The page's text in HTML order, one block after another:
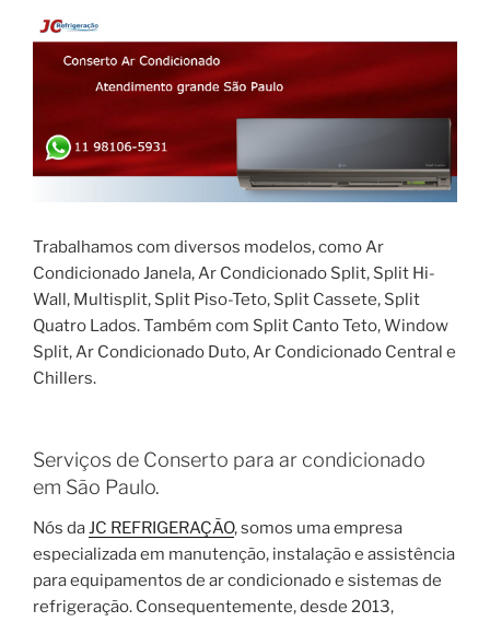
Trabalhamos com diversos modelos, como Ar
Condicionado Janela, Ar Condicionado Split, Split Hi-
Wall, Multisplit, Split Piso-Teto, Split Cassete, Split
Quatro Lados. Também com Split Canto Teto, Window
Split, Ar Condicionado Duto, Ar Condicionado Central e
Chillers.
Serviços de Conserto para ar condicionado
em São Paulo.
Nós daJC REFRIGERAÇÃO, somos uma empresa
especializada em manutenção, instalação e assistência
para equipamentos de ar condicionado e sistemas de
refrigeração. Consequentemente, desde 2013,